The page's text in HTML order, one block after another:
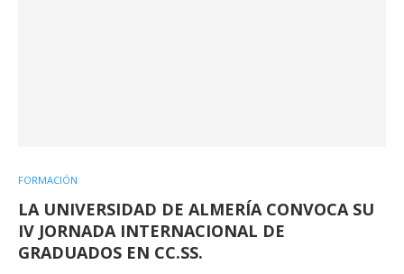
FORMACIÓN
LA UNIVERSIDAD DE ALMERÍA CONVOCA SU
IV JORNADA INTERNACIONAL DE
GRADUADOS EN CC.SS.